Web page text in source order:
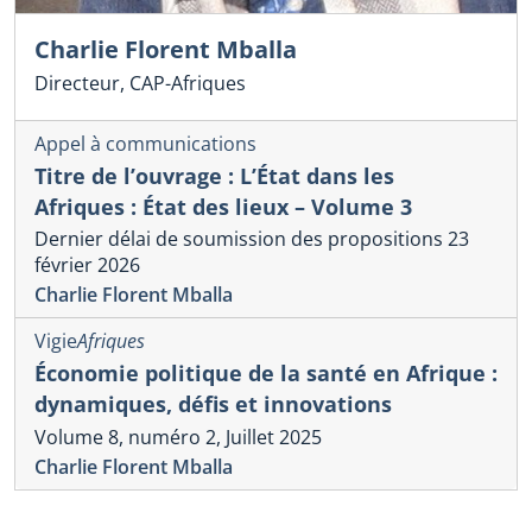
Charlie Florent Mballa
Directeur, CAP-Afriques
Appel à communications
Titre de l’ouvrage : L’État dans les
Afriques : État des lieux – Volume 3
Dernier délai de soumission des propositions 23
février 2026
Charlie Florent Mballa
VigieAfriques
Économie politique de la santé en Afrique :
dynamiques, défis et innovations
Volume 8, numéro 2, Juillet 2025
Charlie Florent Mballa